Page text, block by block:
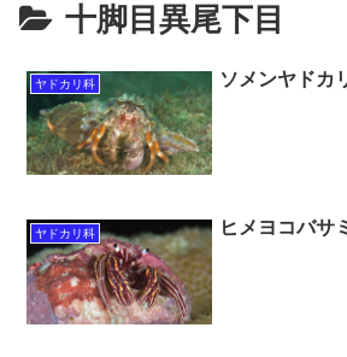
十脚目異尾下目
ヤドカリ科 ソメンヤドカ
ヤドカリ科 ヒメヨコバサ